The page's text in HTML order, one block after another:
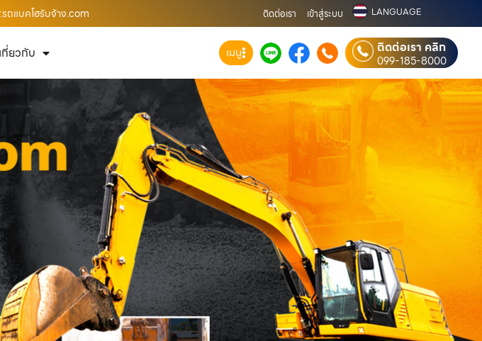
ถแบคโฮรับจ้าง.com ติดต่อเรา เข้าสู่ระบบ LANGUAGE
เกี่ยวกับ เมนู ติดต่อเรา คลิก
099-185-8000